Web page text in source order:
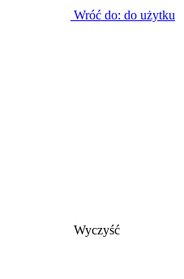
Wróć do: do użytku
Wyczyść